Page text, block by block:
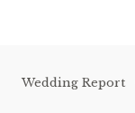
Wedding Report